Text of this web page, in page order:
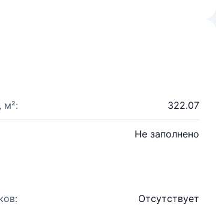
м²: 322.07
Не заполнено
Отсутствует